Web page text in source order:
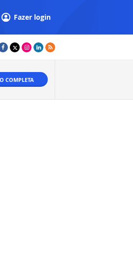
Fazer login
COMPLETA